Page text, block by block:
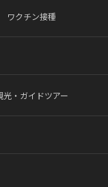
ワクチン接種
光・ガイドツアー